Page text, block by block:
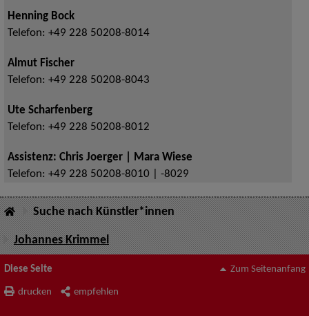
Henning Bock
Telefon: +49 228 50208-8014
Almut Fischer
Telefon: +49 228 50208-8043
Ute Scharfenberg
Telefon: +49 228 50208-8012
Assistenz: Chris Joerger | Mara Wiese
Telefon: +49 228 50208-8010 | -8029
Suche nach Künstler*innen
Johannes Krimmel
Diese Seite
drucken empfehlen
Zum Seitenanfang